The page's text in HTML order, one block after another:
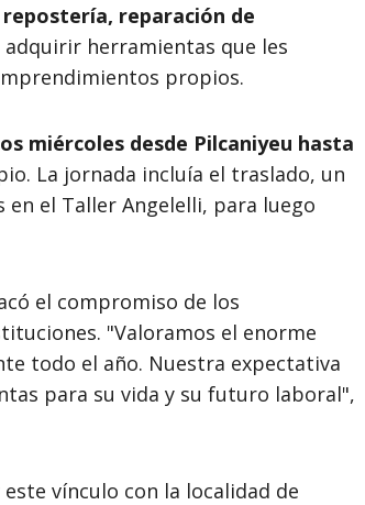
reparación de
herramientas que les
propios.
miércoles desde Pilcaniyeu hasta
La jornada incluía el traslado, un
el Taller Angelelli, para luego
el compromiso de los
"Valoramos el enorme
todo el año. Nuestra expectativa
para su vida y su futuro laboral",
vínculo con la localidad de